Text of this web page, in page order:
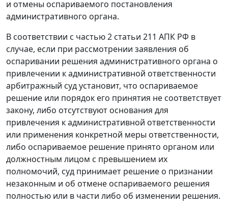
и отмены оспариваемого постановления
административного органа.
В соответствии с частью 2 статьи 211 АПК РФ в
случае, если при рассмотрении заявления об
оспаривании решения административного органа о
привлечении к административной ответственности
арбитражный суд установит, что оспариваемое
решение или порядок его принятия не соответствует
закону, либо отсутствуют основания для
привлечения к административной ответственности
или применения конкретной меры ответственности,
либо оспариваемое решение принято органом или
должностным лицом с превышением их
полномочий, суд принимает решение о признании
незаконным и об отмене оспариваемого решения
полностью или в части либо об изменении решения.